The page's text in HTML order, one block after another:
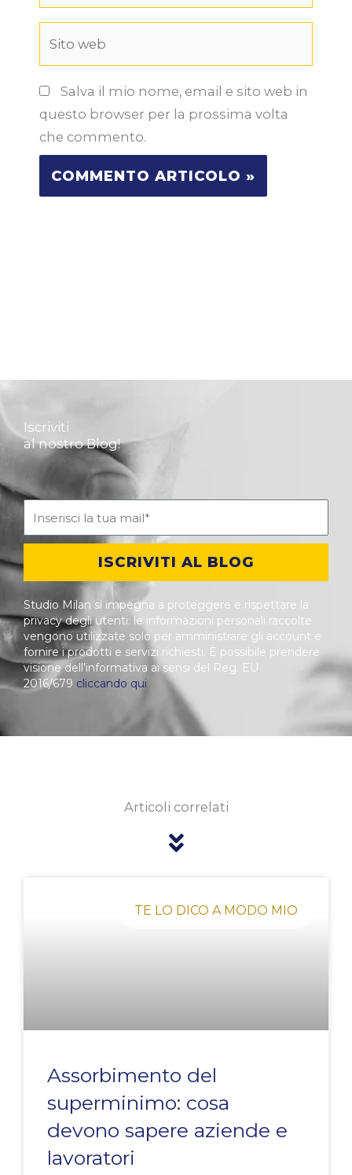
Salva il mio nome, email e sito web in
questo browser per la prossima volta
che commento.
Iscriviti
al nostro Blog!
ISCRIVITI AL BLOG
Studio Milan si impegna a proteggere e rispettare la
privacy degli utenti: le informazioni personali raccolte
vengono utilizzate solo per amministrare gli account e
fornire i prodotti e servizi richiesti. È possibile prendere
visione dell’informativa ai sensi del Reg. EU
2016/679 cliccando qui
Articoli correlati
TE LO DICO A MODO MIO
Assorbimento del
superminimo: cosa
devono sapere aziende e
lavoratori